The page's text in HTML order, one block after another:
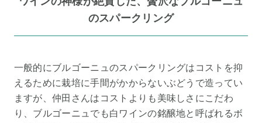
のスパークリング
一般的にブルゴーニュのスパークリングはコストを抑
えるために栽培に手間がかからないぶどうで造ってい
ますが、仲田さんはコストよりも美味しさにこだわ
り、ブルゴーニュでも白ワインの銘醸地と呼ばれるボ